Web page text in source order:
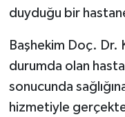
duyduğu bir
Başhekim Doç. Dr.
durumda olan
sonucunda
hizmetiyle